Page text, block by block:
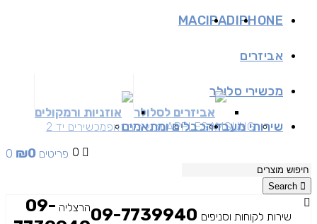
IPHONE
IPAD
MAC
אביזרים
אביזרים לסלולר אוזניות ורמקולים
מכשירי סלולר
SAMSUNG
APPLEמכשירים זאפמכשירים יד 2 שירותי מעבדהכבלים ומתאמים
0 0 פריטים ₪0
Search
שירות לקוחות וסניפים
הרצליה 09-